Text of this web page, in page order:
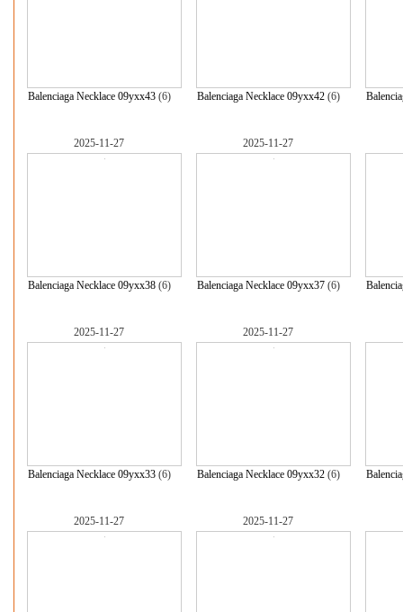
Balenciaga Necklace 09yxx43(6) Balenciaga Necklace 09yxx42(6)
2025-11-27
Balenciaga Necklace 09yxx38(6)
2025-11-27
Balenciaga Necklace 09yxx37(6)
2025-11-27
Balenciaga Necklace 09yxx33(6)
2025-11-27
Balenciaga Necklace 09yxx32(6)
2025-11-27 2025-11-27